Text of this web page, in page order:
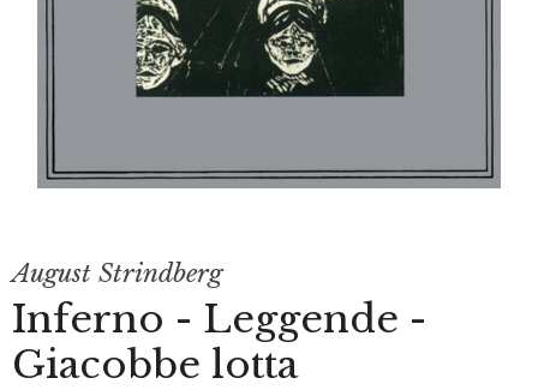
August Strindberg
Inferno - Leggende -
Giacobbe lotta